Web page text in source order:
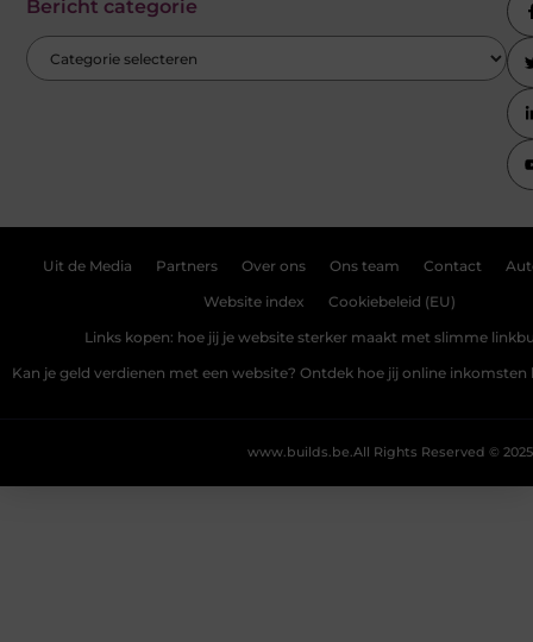
Bericht categorie
Uit de Media Partners Over ons Ons team Contact
Website index Cookiebeleid (EU)
Links kopen: hoe jij je website sterker maakt met slimme
Kan je geld verdienen met een website? Ontdek hoe jij online
All Rights Reserved © 2025
www.builds.be.